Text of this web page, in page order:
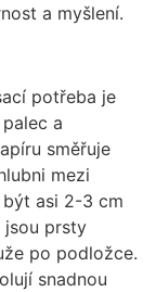
a myšlení.
potřeba je
a
směřuje
mezi
asi 2-3 cm
jsou prsty
po podložce.
snadnou